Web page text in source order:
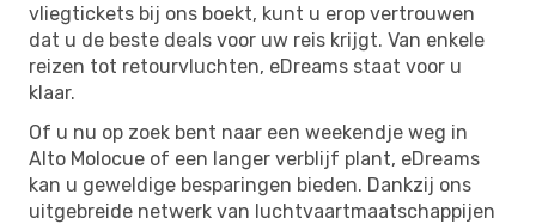
vliegtickets bij ons boekt, kunt u erop vertrouwen
dat u de beste deals voor uw reis krijgt. Van enkele
reizen tot retourvluchten, eDreams staat voor u
klaar.
Of u nu op zoek bent naar een weekendje weg in
Alto Molocue of een langer verblijf plant, eDreams
kan u geweldige besparingen bieden. Dankzij ons
uitgebreide netwerk van luchtvaartmaatschappijen